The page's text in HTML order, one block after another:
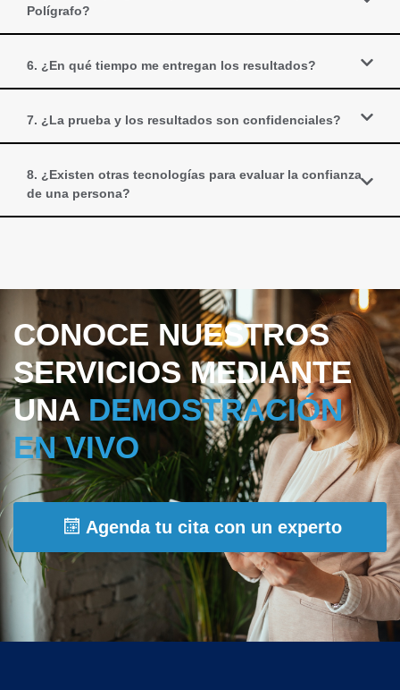
Polígrafo?
6. ¿En qué tiempo me entregan los resultados?
7. ¿La prueba y los resultados son confidenciales?
8. ¿Existen otras tecnologías para evaluar la confianza
de una persona?
CONOCE NUESTROS
SERVICIOS MEDIANTE
UNADEMOSTRACIÓN
EN VIVO
Agenda tu cita con un experto